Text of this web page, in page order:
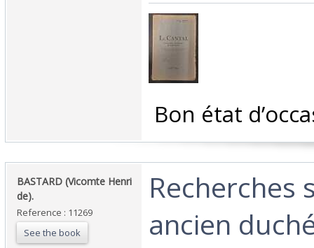
Bon état
‎BASTARD (Vicomte Henri
de).‎
Reference : 11269
See the book
‎Recherches
ancien